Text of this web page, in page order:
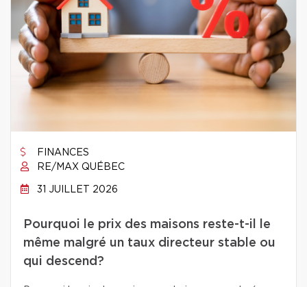
FINANCES
RE/MAX QUÉBEC
31 JUILLET 2026
Pourquoi le prix des maisons reste-t-il le
même malgré un taux directeur stable ou
qui descend?